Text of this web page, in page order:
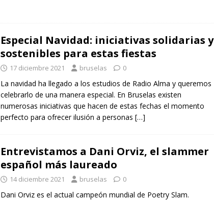
Especial Navidad: iniciativas solidarias y
sostenibles para estas fiestas
17 diciembre 2021 bruselas 0
La navidad ha llegado a los estudios de Radio Alma y queremos
celebrarlo de una manera especial. En Bruselas existen
numerosas iniciativas que hacen de estas fechas el momento
perfecto para ofrecer ilusión a personas […]
Entrevistamos a Dani Orviz, el slammer
español más laureado
14 diciembre 2021 bruselas 0
Dani Orviz es el actual campeón mundial de Poetry Slam.